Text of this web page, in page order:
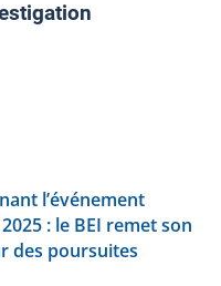
l’événement
: le BEI remet son
des poursuites